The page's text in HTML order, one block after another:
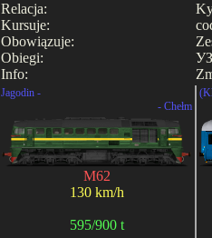
Relacja:
Kursuje:
Obowiązuje:
Obiegi:
Info:
Jagodin -
- Chełm
M62
130 km/h
595/900 t